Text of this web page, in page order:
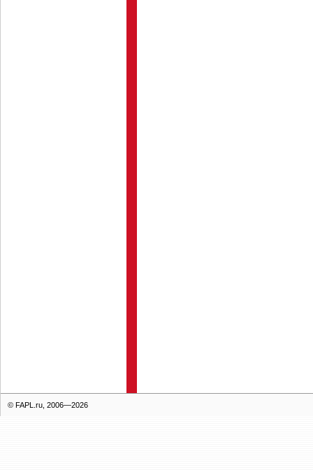
© FAPL.ru, 2006—2026